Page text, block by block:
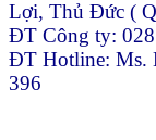
Lợi, Thủ Đức (
ĐT Công ty:
ĐT Hotline: Ms.
396